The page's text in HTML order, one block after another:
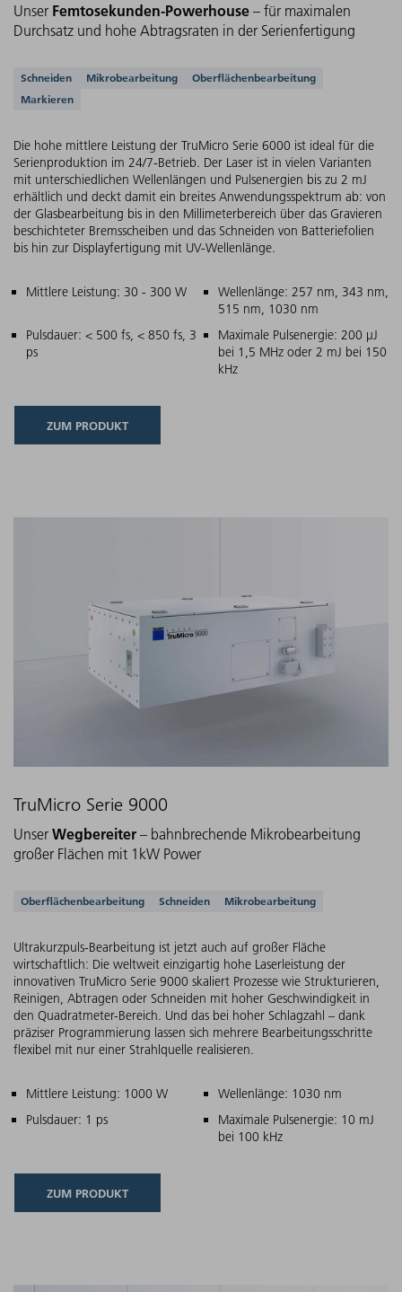
Unser Femtosekunden-Powerhouse – für maximalen
Durchsatz und hohe Abtragsraten in der Serienfertigung
Unterstützte Anwendungen
Schneiden Mikrobearbeitung
Oberflächenbearbeitung
Markieren
Die hohe mittlere Leistung der TruMicro Serie 6000 ist ideal für die
Serienproduktion im 24/7-Betrieb. Der Laser ist in vielen Varianten
mit unterschiedlichen Wellenlängen und Pulsenergien bis zu 2 mJ
erhältlich und deckt damit ein breites Anwendungsspektrum ab: von
der Glasbearbeitung bis in den Millimeterbereich über das Gravieren
beschichteter Bremsscheiben und das Schneiden von Batteriefolien
bis hin zur Displayfertigung mit UV-Wellenlänge.
Hauptmerkmale
Mittlere Leistung: 30 - 300 W
Wellenlänge: 257 nm, 343 nm,
515 nm, 1030 nm
Pulsdauer: < 500 fs, < 850 fs, 3
ps
Maximale Pulsenergie: 200 µJ
bei 1,5 MHz oder 2 mJ bei 150
kHz
ZUM PRODUKT
TruMicro Serie 9000
Unser Wegbereiter – bahnbrechende Mikrobearbeitung
großer Flächen mit 1kW Power
Unterstützte Anwendungen
Oberflächenbearbeitung Schneiden Mikrobearbeitung
Ultrakurzpuls-Bearbeitung ist jetzt auch auf großer Fläche
wirtschaftlich: Die weltweit einzigartig hohe Laserleistung der
innovativen TruMicro Serie 9000 skaliert Prozesse wie Strukturieren,
Reinigen, Abtragen oder Schneiden mit hoher Geschwindigkeit in
den Quadratmeter-Bereich. Und das bei hoher Schlagzahl – dank
präziser Programmierung lassen sich mehrere Bearbeitungsschritte
flexibel mit nur einer Strahlquelle realisieren.
Hauptmerkmale
Mittlere Leistung: 1000 W
Wellenlänge: 1030 nm
Pulsdauer: 1 ps
Maximale Pulsenergie: 10 mJ
bei 100 kHz
ZUM PRODUKT